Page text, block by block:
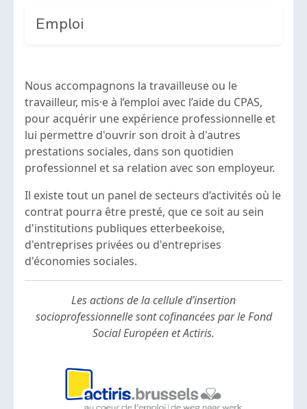
Emploi
Nous accompagnons la travailleuse ou le
travailleur, mis·e à l’emploi avec l’aide du CPAS,
pour acquérir une expérience professionnelle et
lui permettre d'ouvrir son droit à d'autres
prestations sociales, dans son quotidien
professionnel et sa relation avec son employeur.
Il existe tout un panel de secteurs d’activités où le
contrat pourra être presté, que ce soit au sein
d'institutions publiques etterbeekoise,
d'entreprises privées ou d'entreprises
d'économies sociales.
Les actions de la cellule d’insertion
socioprofessionnelle sont cofinancées par le Fond
Social Européen et Actiris.